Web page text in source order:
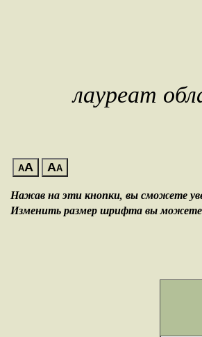
лауреат
AA AA
Нажав на эти кнопки, вы сможете
Изменить размер шрифта вы